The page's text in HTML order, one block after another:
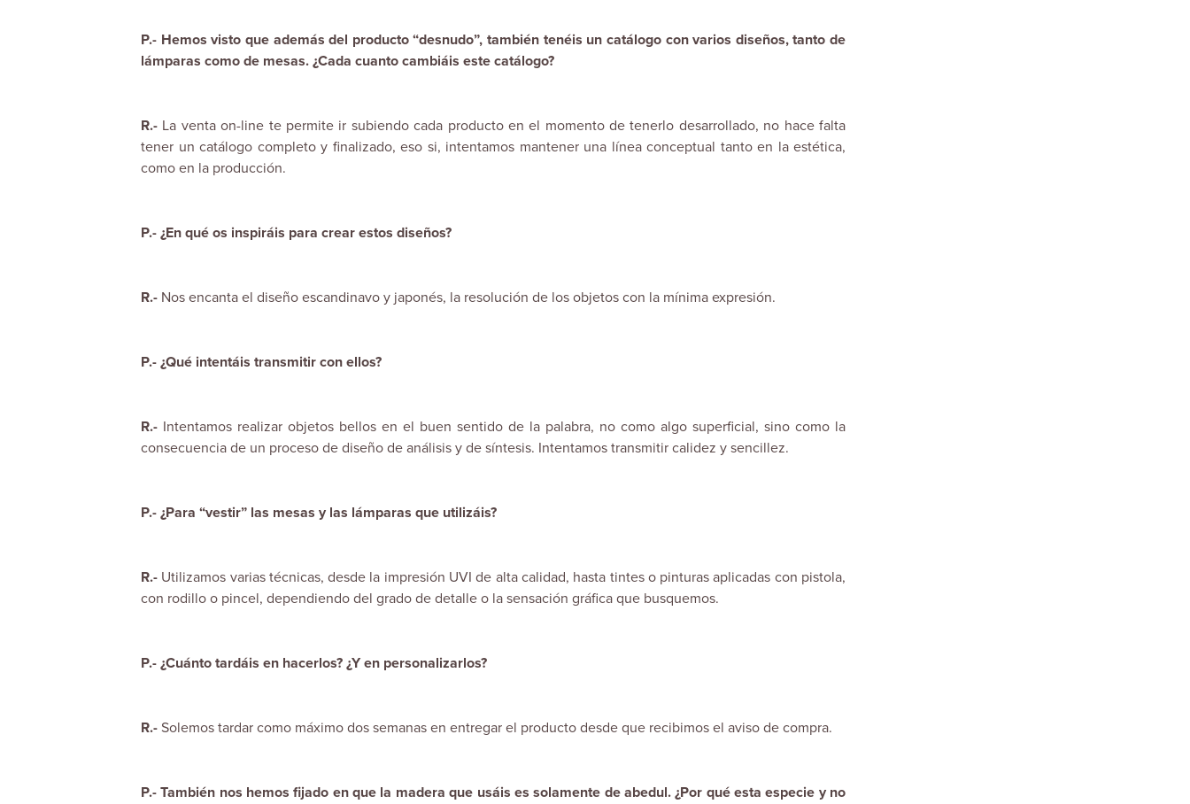
P.- Hemos visto que además del producto “desnudo”, también tenéis un catálogo con varios diseños, tanto de
lámparas como de mesas. ¿Cada cuanto cambiáis este catálogo?
R.- La venta on-line te permite ir subiendo cada producto en el momento de tenerlo desarrollado, no hace falta
tener un catálogo completo y finalizado, eso si, intentamos mantener una línea conceptual tanto en la estética,
como en la producción.
P.- ¿En qué os inspiráis para crear estos diseños?
R.- Nos encanta el diseño escandinavo y japonés, la resolución de los objetos con la mínima expresión.
P.- ¿Qué intentáis transmitir con ellos?
R.- Intentamos realizar objetos bellos en el buen sentido de la palabra, no como algo superficial, sino como la
consecuencia de un proceso de diseño de análisis y de síntesis. Intentamos transmitir calidez y sencillez.
P.- ¿Para “vestir” las mesas y las lámparas que utilizáis?
R.- Utilizamos varias técnicas, desde la impresión UVI de alta calidad, hasta tintes o pinturas aplicadas con pistola,
con rodillo o pincel, dependiendo del grado de detalle o la sensación gráfica que busquemos.
P.- ¿Cuánto tardáis en hacerlos? ¿Y en personalizarlos?
R.- Solemos tardar como máximo dos semanas en entregar el producto desde que recibimos el aviso de compra.
P.- También nos hemos fijado en que la madera que usáis es solamente de abedul. ¿Por qué esta especie y no